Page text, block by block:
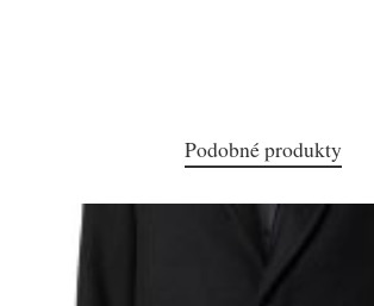
Podobné produkty